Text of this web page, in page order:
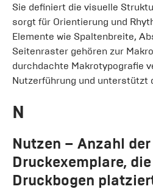
Sie definiert die visuelle
sorgt für Orientierung und
Elemente wie Spaltenbreite,
Seitenraster gehören zur
durchdachte Makrotypografie
Nutzerführung und unterstützt
N
Nutzen – Anzahl
Druckexemplare,
Druckbogen